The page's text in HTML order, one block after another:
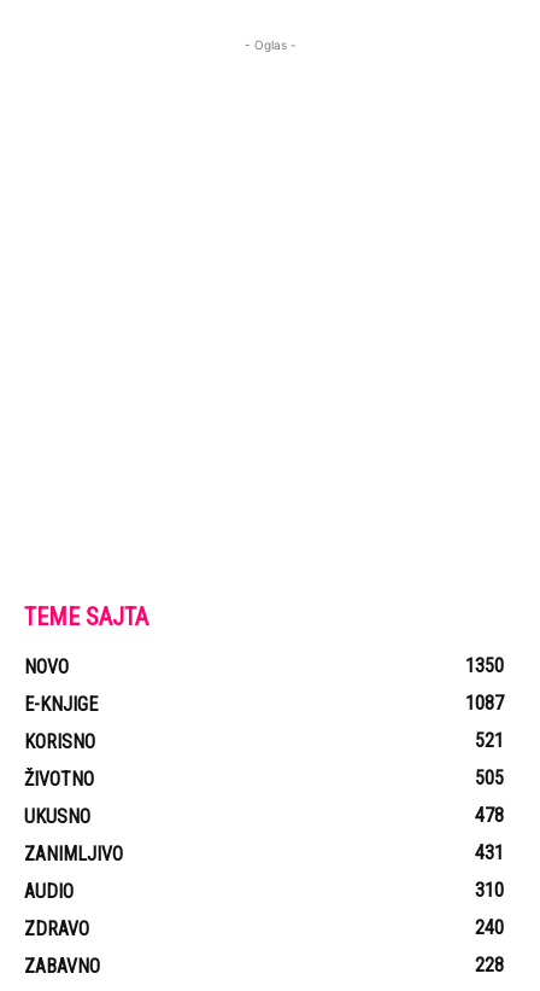
- Oglas -
TEME SAJTA
NOVO
1350
E-KNJIGE
1087
KORISNO
521
ŽIVOTNO
505
UKUSNO
478
ZANIMLJIVO
431
AUDIO
310
ZDRAVO
240
ZABAVNO
228